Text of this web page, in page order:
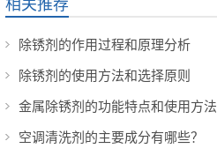
相关推荐
除锈剂的作用过程和原理分析
除锈剂的使用方法和选择原则
金属除锈剂的功能特点和使用方法
空调清洗剂的主要成分有哪些？